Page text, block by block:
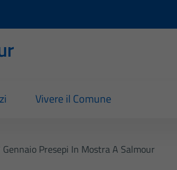
Vivere il Comune
Presepi In Mostra A Salmour